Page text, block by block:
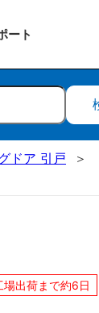
ート
ドア 引戸
場出荷まで約6日